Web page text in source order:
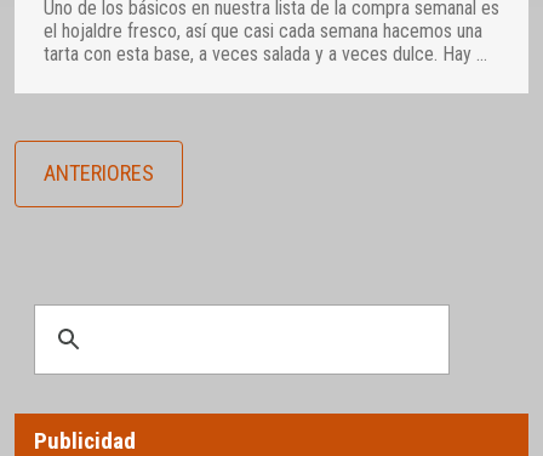
Uno de los básicos en nuestra lista de la compra semanal es
el hojaldre fresco, así que casi cada semana hacemos una
tarta con esta base, a veces salada y a veces dulce. Hay
ANTERIORES
Publicidad